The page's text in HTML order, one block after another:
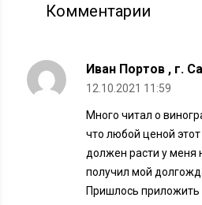
Комментарии
Иван Портов , г.
12.10.2021 11:59
Много читал о
что любой ценой
должен расти у меня
получил мой
Пришлось приложить